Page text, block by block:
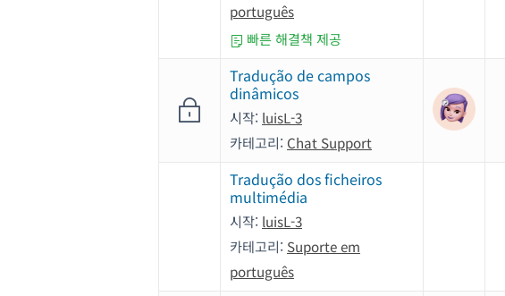
português
빠른 해결책 제공
Tradução de campos
dinâmicos
시작: luisL-3
카테고리: Chat Support
Tradução dos ficheiros
multimédia
시작: luisL-3
카테고리: Suporte em
português